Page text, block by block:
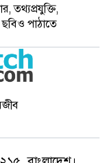
তথ্যপ্রযুক্তি,
পাঠাতে